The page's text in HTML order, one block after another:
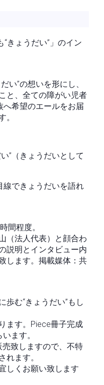
きょうだい”」のイン
い”の想いを形にし、
と、全ての障がい児者
へ希望のエールをお届
。
”（きょうだいとして
線できょうだいを語れ
間程度。
（法人代表）と顔合わ
説明とインタビュー内
します。掲載媒体：共
歩む“きょうだい”もし
ます。Piece冊子完成
ます。
売致しますので、不特
れます。
しくお願い致します